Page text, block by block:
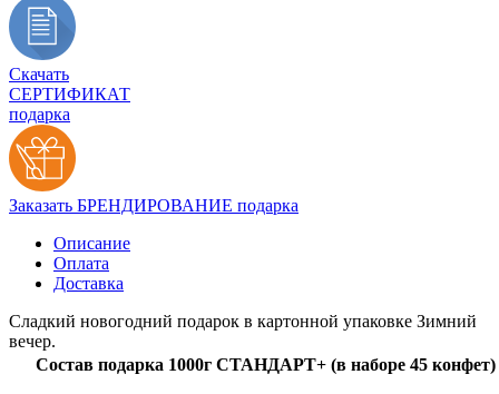
Скачать
СЕРТИФИКАТ
подарка
Заказать БРЕНДИРОВАНИЕ подарка
Описание
Оплата
Доставка
Сладкий новогодний подарок в картонной упаковке Зимний
вечер.
Состав подарка 1000г СТАНДАРТ+ (в наборе 45 конфет)